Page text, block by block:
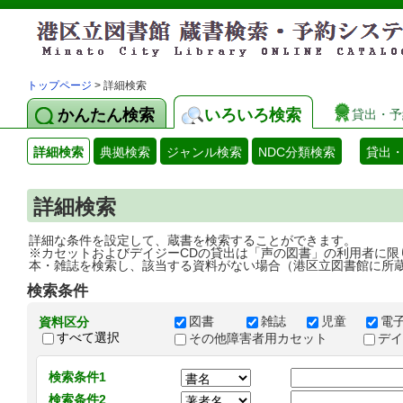
トップページ > 詳細検索
かんたん検索 いろいろ検索 貸出・
詳細検索 典拠検索 ジャンル検索 NDC分類検索 貸出
詳細検索
詳細な条件を設定して、蔵書を検索することができます。
※カセットおよびデイジーCDの貸出は「声の図書」の利用者に限
本・雑誌を検索し、該当する資料がない場合（港区立図書館に所
検索条件
資料区分
すべて選択
図書 雑誌 児童
電
その他障害者用カセット
デ
検索条件1
検索条件2